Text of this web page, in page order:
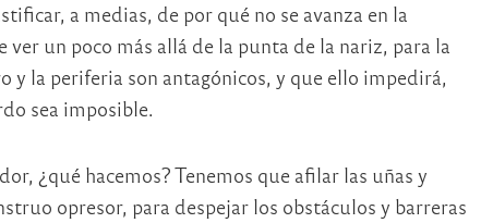
a medias, de por qué no se avanza en la
un poco más allá de la punta de la nariz, para la
y la periferia son antagónicos, y que ello impedirá,
sea imposible.
¿qué hacemos? Tenemos que afilar las uñas y
opresor, para despejar los obstáculos y barreras